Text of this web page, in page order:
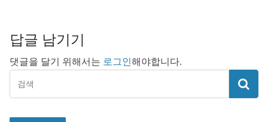
답글 남기기
댓글을 달기 위해서는 로그인해야합니다.